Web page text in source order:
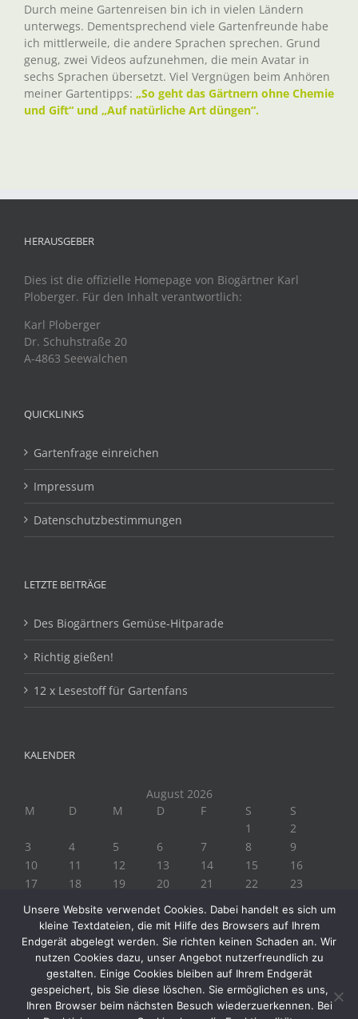
Durch meine Gartenreisen bin ich in vielen Ländern
unterwegs. Dementsprechend viele Gartenfreunde habe
ich mittlerweile, die andere Sprachen sprechen. Grund
genug, zwei Videos aufzunehmen, die mein Avatar in
sechs Sprachen übersetzt. Viel Vergnügen beim Anhören
meiner Gartentipps: „So geht das Gärtnern ohne Chemie
und Gift“ und „Auf natürliche Art düngen“.
HERAUSGEBER
Dies ist die offizielle Homepage von Biogärtner Karl
Ploberger. Für den Inhalt verantwortlich:
Karl Ploberger
Dr. Schuhstraße 20
A-4863 Seewalchen
QUICKLINKS
Gartenfrage einreichen
Impressum
Datenschutzbestimmungen
LETZTE BEITRÄGE
Des Biogärtners Gemüse-Hitparade
Richtig gießen!
12 x Lesestoff für Gartenfans
KALENDER
August 2026
M
D M D F S
S
1
2
3
4 5 6 7 8
9
10
11 12 13 14 15
16
17
18 19 20 21 22
23
« Juli
Unsere Website verwendet Cookies. Dabei handelt es sich um
kleine Textdateien, die mit Hilfe des Browsers auf Ihrem
Endgerät abgelegt werden. Sie richten keinen Schaden an. Wir
nutzen Cookies dazu, unser Angebot nutzerfreundlich zu
gestalten. Einige Cookies bleiben auf Ihrem Endgerät
gespeichert, bis Sie diese löschen. Sie ermöglichen es uns,
Ihren Browser beim nächsten Besuch wiederzuerkennen. Bei